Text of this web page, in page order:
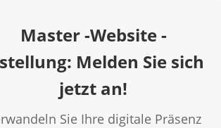
Master -Website -
Melden Sie sich
jetzt an!
Sie Ihre digitale Präsenz